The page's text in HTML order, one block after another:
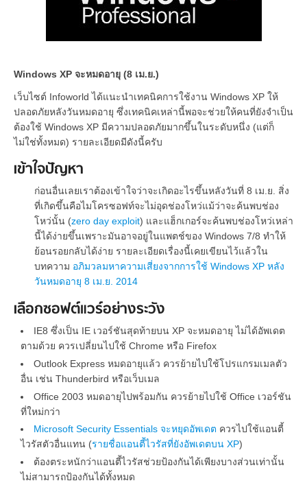
Windows XP จะหมดอายุ (8 เม.ย.)
เว็บไซต์ Infoworld ได้แนะนำเทคนิคการใช้งาน Windows XP ให้
ปลอดภัยหลังวันหมดอายุ ซึ่งเทคนิคเหล่านี้พอจะช่วยให้คนที่ยังจำเป็น
ต้องใช้ Windows XP มีความปลอดภัยมากขึ้นในระดับหนึ่ง (แต่ก็
ไม่ใช่ทั้งหมด) รายละเอียดมีดังนี้ครับ
เข้าใจปัญหา
ก่อนอื่นเลยเราต้องเข้าใจว่าจะเกิดอะไรขึ้นหลังวันที่ 8 เม.ย. สิ่ง
ที่เกิดขึ้นคือไมโครซอฟท์จะไม่อุดช่องโหว่แม้ว่าจะค้นพบช่อง
โหว่นั้น (zero day exploit) และแฮ็กเกอร์จะค้นพบช่องโหว่เหล่า
นี้ได้ง่ายขึ้นเพราะมันอาจอยู่ในแพตช์ของ Windows 7/8 ทำให้
ย้อนรอยกลับได้ง่าย รายละเอียดเรื่องนี้เคยเขียนไว้แล้วใน
บทความ อภิมวลมหาความเสี่ยงจากการใช้ Windows XP หลัง
วันหมดอายุ 8 เม.ย. 2014
เลือกซอฟต์แวร์อย่างระวัง
IE8 ซึ่งเป็น IE เวอร์ชันสุดท้ายบน XP จะหมดอายุ ไม่ได้อัพเดต
ตามด้วย ควรเปลี่ยนไปใช้ Chrome หรือ Firefox
Outlook Express หมดอายุแล้ว ควรย้ายไปใช้โปรแกรมเมลตัว
อื่น เช่น Thunderbird หรือเว็บเมล
Office 2003 หมดอายุไปพร้อมกัน ควรย้ายไปใช้ Office เวอร์ชัน
ที่ใหม่กว่า
Microsoft Security Essentials จะหยุดอัพเดต ควรไปใช้แอนตี้
ไวรัสตัวอื่นแทน (รายชื่อแอนตี้ไวรัสที่ยังอัพเดตบน XP)
ต้องตระหนักว่าแอนตี้ไวรัสช่วยป้องกันได้เพียงบางส่วนเท่านั้น
ไม่สามารถป้องกันได้ทั้งหมด